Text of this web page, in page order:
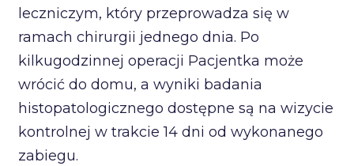
leczniczym, który przeprowadza się w
ramach chirurgii jednego dnia. Po
kilkugodzinnej operacji Pacjentka może
wrócić do domu, a wyniki badania
histopatologicznego dostępne są na wizycie
kontrolnej w trakcie 14 dni od wykonanego
zabiegu.